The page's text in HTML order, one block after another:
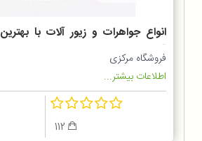
انواع جواهرات و زیور آلات با بهترین
قیمت
فروشگاه مرکزی
اطلاعات بیشتر...